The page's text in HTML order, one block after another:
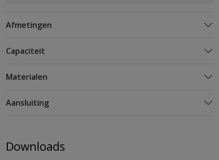
Afmetingen
Capaciteit
Materialen
Aansluiting
Downloads